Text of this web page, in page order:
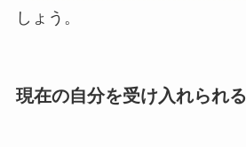
しょう。
現在の自分を受け入れられる